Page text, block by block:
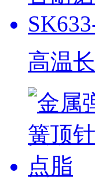
高温